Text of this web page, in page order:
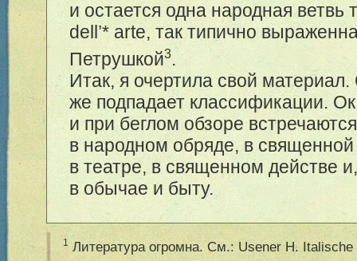
и остается одна народная ветвь
dell ’* arte, так типично
Петрушкой3.
Итак, я очертила свой
же подпадает классификации.
и при беглом обзоре
в народном обряде, в
в театре, в священном действе
в обычае и быту.
1 Литература огромна. См.: Usener H.